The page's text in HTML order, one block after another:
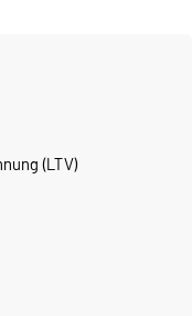
(LTV)